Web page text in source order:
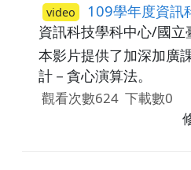
video 109學年度資訊科技學科中心加
資訊科技學科中心/國立
本影片提供了加深加廣
計－貪心演算法。
觀看次數624 下載數0